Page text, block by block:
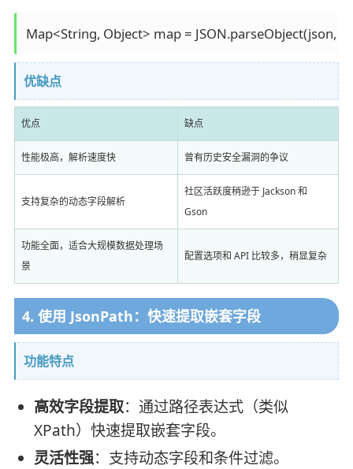
优缺点
优点 缺点
性能极高，解析速度快 曾有历史安全漏洞的争议
支持复杂的动态字段解析
社区活跃度稍逊于 Jackson 和
Gson
功能全面，适合大规模数据处理场
景
配置选项和 API 比较多，稍显复杂
4. 使用 JsonPath：快速提取嵌套字段
功能特点
高效字段提取：通过路径表达式（类似
XPath）快速提取嵌套字段。
灵活性强：支持动态字段和条件过滤。